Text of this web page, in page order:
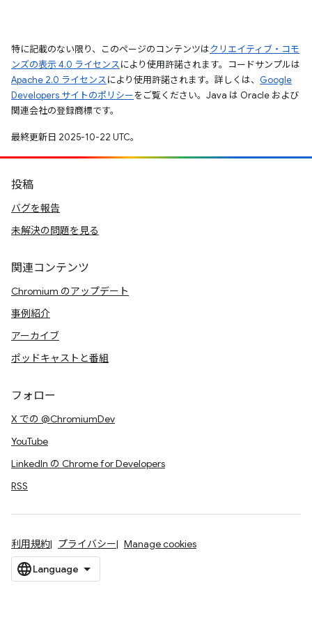
特に記載のない限り、このページのコンテンツはクリエイティブ・コモ
ンズの表示 4.0 ライセンスにより使用許諾されます。コードサンプルは
Apache 2.0 ライセンスにより使用許諾されます。詳しくは、 Google
Developers サイトのポリシーをご覧ください。Java は Oracle および
関連会社の登録商標です。
最終更新日 2025-10-22 UTC。
投稿
バグを報告
未解決の問題を見る
関連コンテンツ
Chromium のアップデート
事例紹介
アーカイブ
ポッドキャストと番組
フォロー
X での @ChromiumDev
YouTube
LinkedIn の Chrome for Developers
RSS
利用規約 プライバシー Manage cookies